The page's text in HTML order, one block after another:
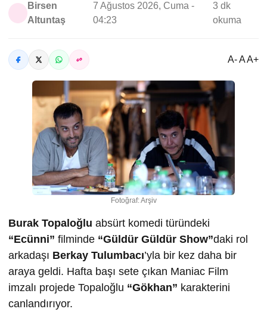
Birsen
Altuntaş
7 Ağustos 2026, Cuma -
04:23
3 dk
okuma
A- A A+
Fotoğraf: Arşiv
Burak Topaloğlu absürt komedi türündeki
“Ecünni” filminde “Güldür Güldür Show”daki rol
arkadaşı Berkay Tulumbacı’yla bir kez daha bir
araya geldi. Hafta başı sete çıkan Maniac Film
imzalı projede Topaloğlu “Gökhan” karakterini
canlandırıyor.